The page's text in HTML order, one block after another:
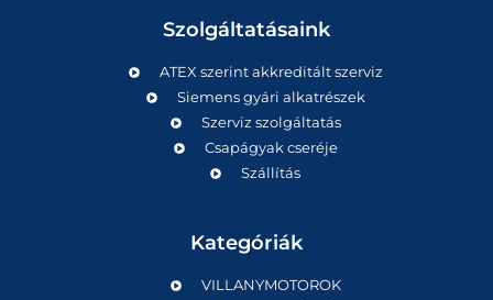
Szolgáltatásaink
ATEX szerint akkreditált szerviz
Siemens gyári alkatrészek
Szerviz szolgáltatás
Csapágyak cseréje
Szállítás
Kategóriák
VILLANYMOTOROK